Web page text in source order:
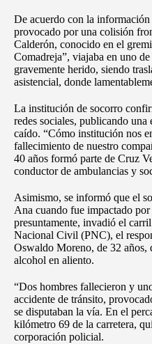
De acuerdo con la
provocado por una colisión
Calderón, conocido en el
Comadreja”, viajaba en uno
gravemente herido, siendo
asistencial, donde
La institución de socorro
redes sociales, publicando una
caído. “Cómo institución nos
fallecimiento de nuestro
40 años formó parte de Cruz
conductor de ambulancias y
Asimismo, se informó que el
Ana cuando fue impactado
presuntamente, invadió el
Nacional Civil (PNC), el
Oswaldo Moreno, de 32 años,
alcohol en aliento.
“Dos hombres fallecieron y
accidente de tránsito,
se disputaban la vía. En el
kilómetro 69 de la carretera,
corporación policial.